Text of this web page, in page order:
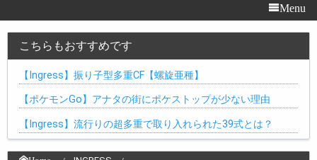
Menu
こちらもおすすめです
【Ingress】振り子型多重CF【螺旋亜種】
【ポケモンGo】アナタの街にポケストップが少ない理由
【Ingress】流行りの超多重で取り入れられた39式とは？